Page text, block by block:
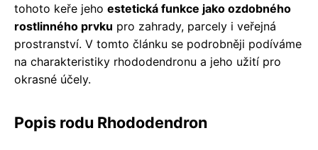
tohoto keře jeho estetická funkce jako ozdobného
rostlinného prvku pro zahrady, parcely i veřejná
prostranství. V tomto článku se podrobněji podíváme
na charakteristiky rhododendronu a jeho užití pro
okrasné účely.
Popis rodu Rhododendron